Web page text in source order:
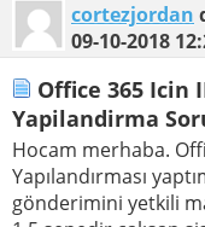
cortezjordan
09-10-2018
Office 365 Icin
Yapilandirma
Hocam merhaba.
Yapılandırması
gönderimini yetkili